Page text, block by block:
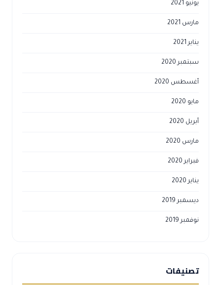
يونيو 2021
مارس 2021
يناير 2021
سبتمبر 2020
أغسطس 2020
مايو 2020
أبريل 2020
مارس 2020
فبراير 2020
يناير 2020
ديسمبر 2019
نوفمبر 2019
تصنيفات